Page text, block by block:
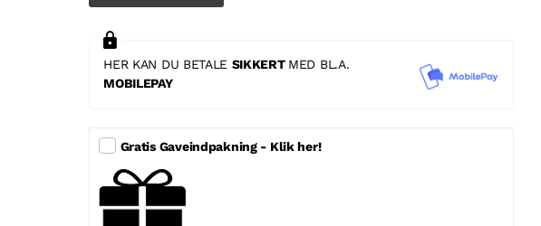
HER KAN DU BETALE SIKKERT MED BL.A.
MOBILEPAY
Gratis Gaveindpakning - Klik her!